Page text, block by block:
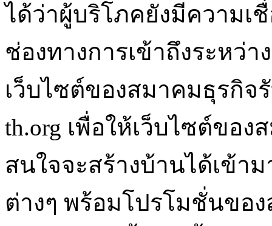
ได้ว่าผู้บริโภคยังมีความเ
ช่องทางการเข้าถึงระหว่
เว็บไซต์ของสมาคมธุรกิจ
th.org เพื่อให้เว็บไซต์ขอ
สนใจจะสร้างบ้านได้เข้า
ต่างๆ พร้อมโปรโมชั่นขอ